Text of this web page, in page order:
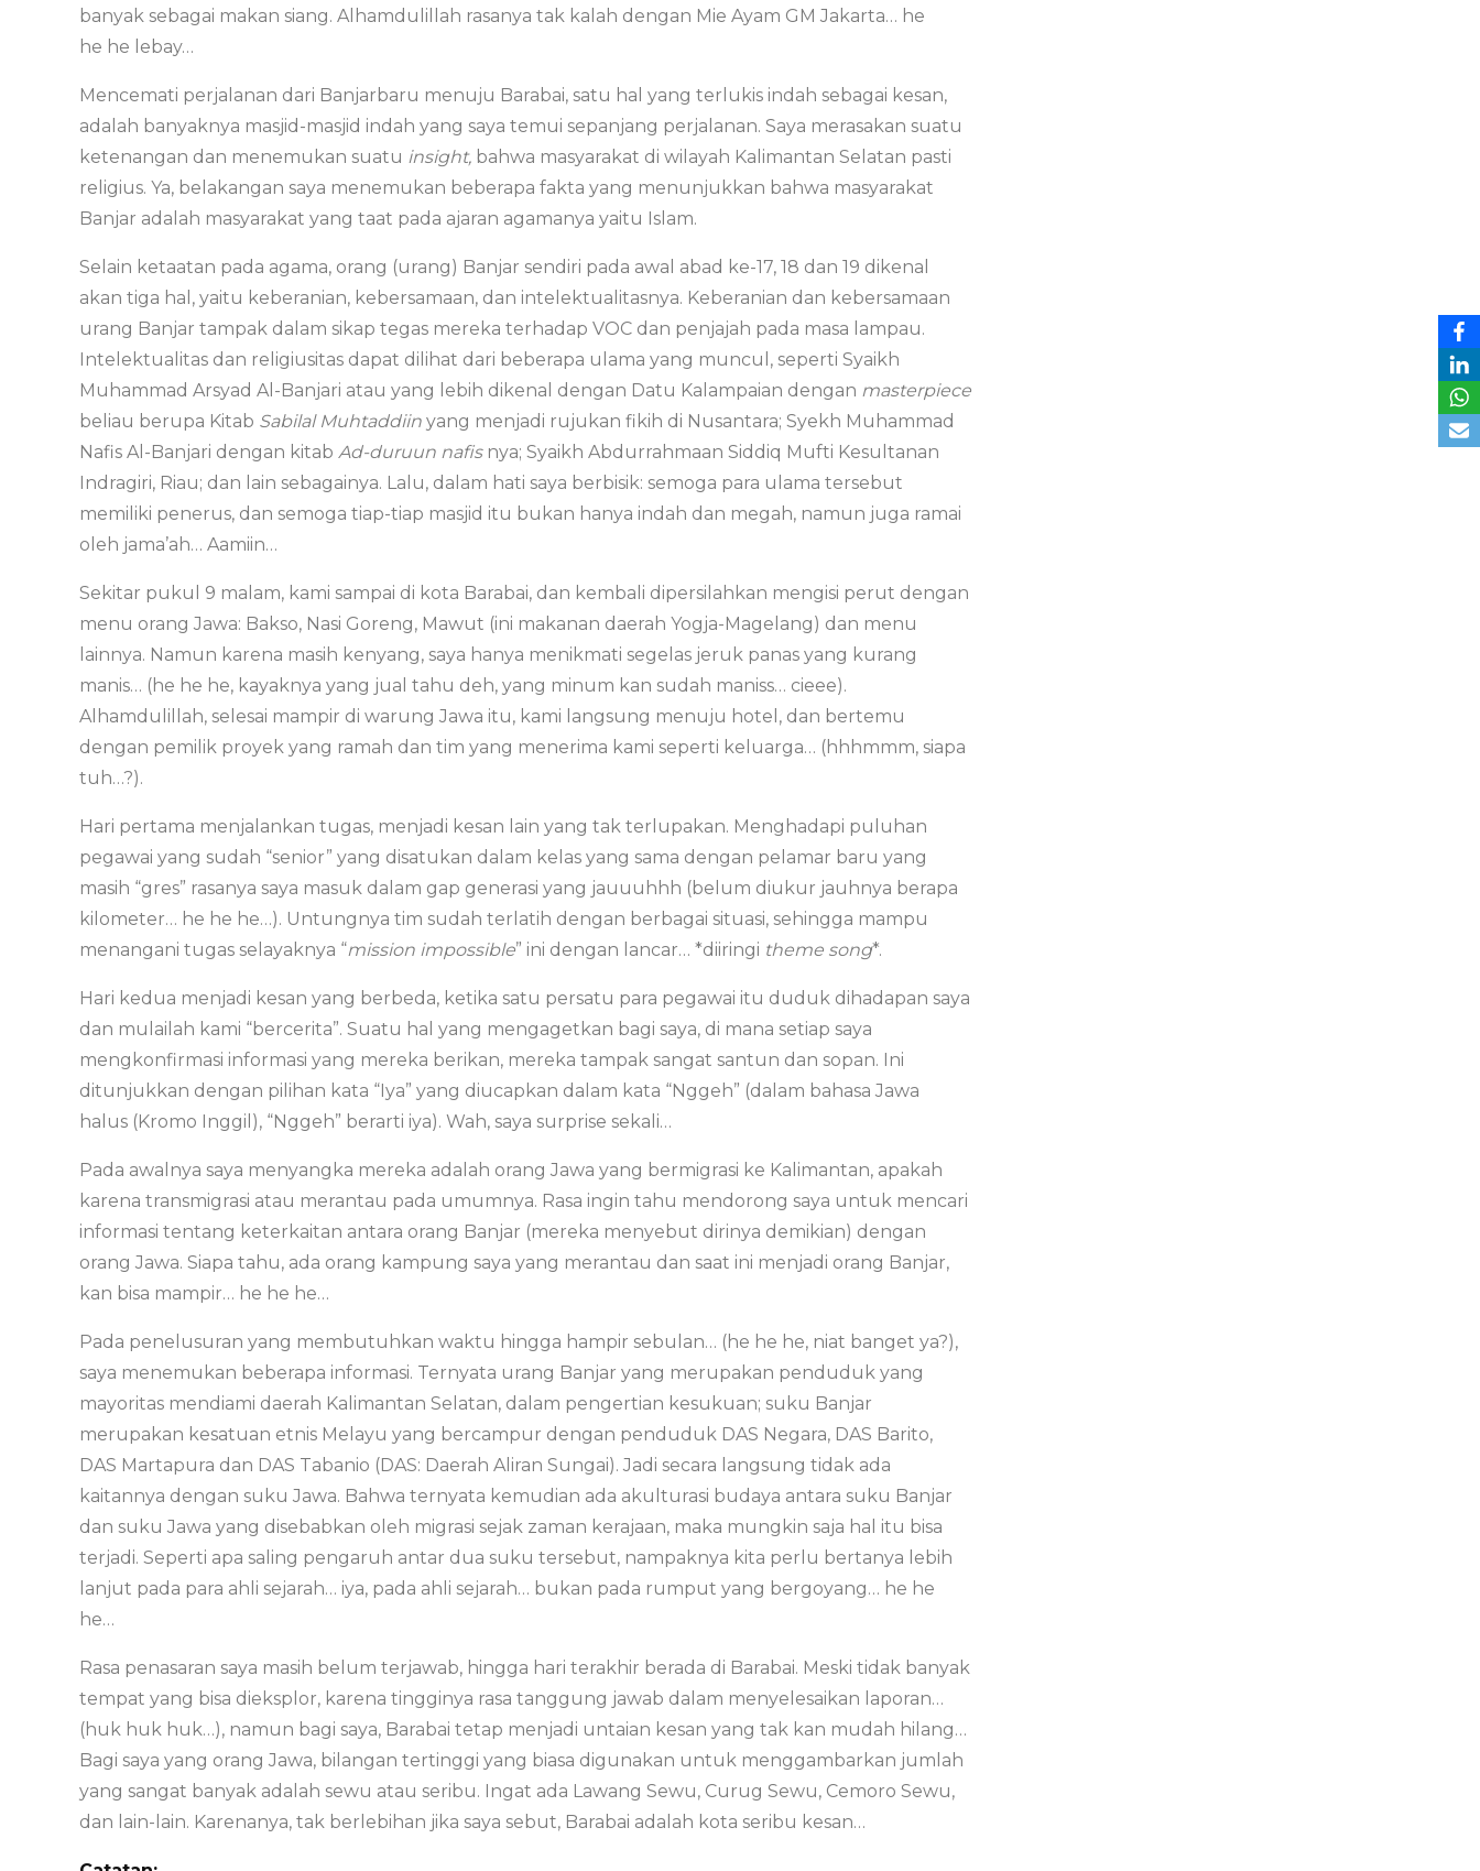
banyak sebagai makan siang. Alhamdulillah rasanya tak kalah dengan Mie Ayam GM Jakarta… he
he he lebay…
Mencemati perjalanan dari Banjarbaru menuju Barabai, satu hal yang terlukis indah sebagai kesan,
adalah banyaknya masjid-masjid indah yang saya temui sepanjang perjalanan. Saya merasakan suatu
ketenangan dan menemukan suatu insight, bahwa masyarakat di wilayah Kalimantan Selatan pasti
religius. Ya, belakangan saya menemukan beberapa fakta yang menunjukkan bahwa masyarakat
Banjar adalah masyarakat yang taat pada ajaran agamanya yaitu Islam.
Selain ketaatan pada agama, orang (urang) Banjar sendiri pada awal abad ke-17, 18 dan 19 dikenal
akan tiga hal, yaitu keberanian, kebersamaan, dan intelektualitasnya. Keberanian dan kebersamaan
urang Banjar tampak dalam sikap tegas mereka terhadap VOC dan penjajah pada masa lampau.
Intelektualitas dan religiusitas dapat dilihat dari beberapa ulama yang muncul, seperti Syaikh
Muhammad Arsyad Al-Banjari atau yang lebih dikenal dengan Datu Kalampaian dengan masterpiece
beliau berupa Kitab Sabilal Muhtaddiin yang menjadi rujukan fikih di Nusantara; Syekh Muhammad
Nafis Al-Banjari dengan kitab Ad-duruun nafisnya; Syaikh Abdurrahmaan Siddiq Mufti Kesultanan
Indragiri, Riau; dan lain sebagainya. Lalu, dalam hati saya berbisik: semoga para ulama tersebut
memiliki penerus, dan semoga tiap-tiap masjid itu bukan hanya indah dan megah, namun juga ramai
oleh jama’ah… Aamiin…
Sekitar pukul 9 malam, kami sampai di kota Barabai, dan kembali dipersilahkan mengisi perut dengan
menu orang Jawa: Bakso, Nasi Goreng, Mawut (ini makanan daerah Yogja-Magelang) dan menu
lainnya. Namun karena masih kenyang, saya hanya menikmati segelas jeruk panas yang kurang
manis… (he he he, kayaknya yang jual tahu deh, yang minum kan sudah maniss… cieee).
Alhamdulillah, selesai mampir di warung Jawa itu, kami langsung menuju hotel, dan bertemu
dengan pemilik proyek yang ramah dan tim yang menerima kami seperti keluarga… (hhhmmm, siapa
tuh…?).
Hari pertama menjalankan tugas, menjadi kesan lain yang tak terlupakan. Menghadapi puluhan
pegawai yang sudah “senior” yang disatukan dalam kelas yang sama dengan pelamar baru yang
masih “gres” rasanya saya masuk dalam gap generasi yang jauuuhhh (belum diukur jauhnya berapa
kilometer… he he he…). Untungnya tim sudah terlatih dengan berbagai situasi, sehingga mampu
menangani tugas selayaknya “mission impossible” ini dengan lancar… *diiringi theme song*.
Hari kedua menjadi kesan yang berbeda, ketika satu persatu para pegawai itu duduk dihadapan saya
dan mulailah kami “bercerita”. Suatu hal yang mengagetkan bagi saya, di mana setiap saya
mengkonfirmasi informasi yang mereka berikan, mereka tampak sangat santun dan sopan. Ini
ditunjukkan dengan pilihan kata “Iya” yang diucapkan dalam kata “Nggeh” (dalam bahasa Jawa
halus (Kromo Inggil), “Nggeh” berarti iya). Wah, saya surprise sekali…
Pada awalnya saya menyangka mereka adalah orang Jawa yang bermigrasi ke Kalimantan, apakah
karena transmigrasi atau merantau pada umumnya. Rasa ingin tahu mendorong saya untuk mencari
informasi tentang keterkaitan antara orang Banjar (mereka menyebut dirinya demikian) dengan
orang Jawa. Siapa tahu, ada orang kampung saya yang merantau dan saat ini menjadi orang Banjar,
kan bisa mampir… he he he…
Pada penelusuran yang membutuhkan waktu hingga hampir sebulan… (he he he, niat banget ya?),
saya menemukan beberapa informasi. Ternyata urang Banjar yang merupakan penduduk yang
mayoritas mendiami daerah Kalimantan Selatan, dalam pengertian kesukuan; suku Banjar
merupakan kesatuan etnis Melayu yang bercampur dengan penduduk DAS Negara, DAS Barito,
DAS Martapura dan DAS Tabanio (DAS: Daerah Aliran Sungai). Jadi secara langsung tidak ada
kaitannya dengan suku Jawa. Bahwa ternyata kemudian ada akulturasi budaya antara suku Banjar
dan suku Jawa yang disebabkan oleh migrasi sejak zaman kerajaan, maka mungkin saja hal itu bisa
terjadi. Seperti apa saling pengaruh antar dua suku tersebut, nampaknya kita perlu bertanya lebih
lanjut pada para ahli sejarah… iya, pada ahli sejarah… bukan pada rumput yang bergoyang… he he
he…
Rasa penasaran saya masih belum terjawab, hingga hari terakhir berada di Barabai. Meski tidak banyak
tempat yang bisa dieksplor, karena tingginya rasa tanggung jawab dalam menyelesaikan laporan…
(huk huk huk…), namun bagi saya, Barabai tetap menjadi untaian kesan yang tak kan mudah hilang…
Bagi saya yang orang Jawa, bilangan tertinggi yang biasa digunakan untuk menggambarkan jumlah
yang sangat banyak adalah sewu atau seribu. Ingat ada Lawang Sewu, Curug Sewu, Cemoro Sewu,
dan lain-lain. Karenanya, tak berlebihan jika saya sebut, Barabai adalah kota seribu kesan…